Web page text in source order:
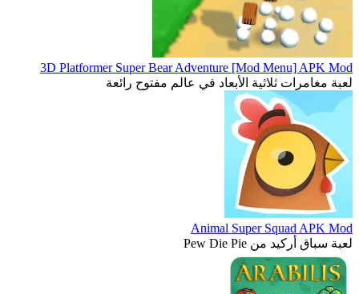
3D Platformer Super Bear Adventure [Mod Menu] APK Mod
لعبة مغامرات ثلاثية الأبعاد في عالم مفتوح رائعة
Animal Super Squad APK Mod
لعبة سباق أركيد من Pew Die Pie